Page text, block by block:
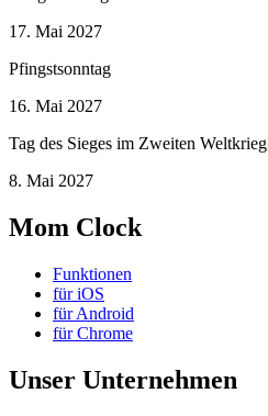
17. Mai 2027
Pfingstsonntag
16. Mai 2027
Tag des Sieges im Zweiten Weltkrieg
8. Mai 2027
Mom Clock
Funktionen
für iOS
für Android
für Chrome
Unser Unternehmen